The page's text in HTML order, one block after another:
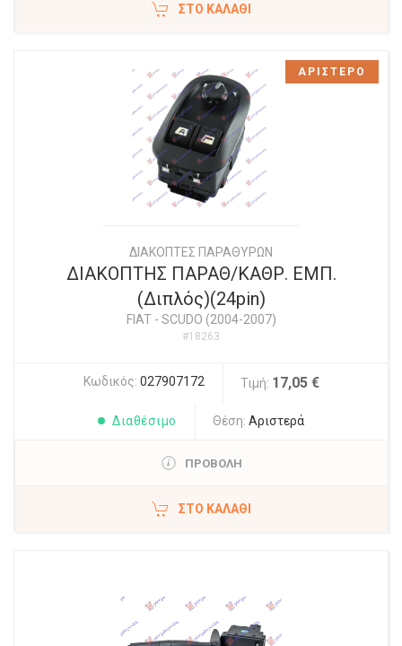
ΣΤΟ ΚΑΛΆΘΙ
ΔΙΑΚΟΠΤΕΣ ΠΑΡΑΘΥΡΩΝ
ΔΙΑΚΟΠΤΗΣ ΠΑΡΑΘ/ΚΑΘΡ. ΕΜΠ.
(Διπλός)(24pin)
FIAT- SCUDO (2004-2007)
#18263
Κωδικός: 027907172 Τιμή: 17,05 €
Διαθέσιμο Θέση: Αριστερά
ΠΡΟΒΟΛΗ
ΣΤΟ ΚΑΛΆΘΙ
ΑΡΙΣΤΕΡΟ